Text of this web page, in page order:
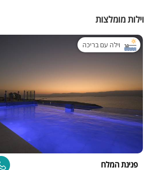
וילות מומלצות
וילה עם בריכה
פנינת המלח